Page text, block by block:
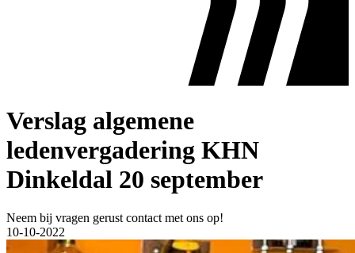
Verslag algemene
ledenvergadering KHN
Dinkeldal 20 september
Neem bij vragen gerust contact met ons op!
10-10-2022